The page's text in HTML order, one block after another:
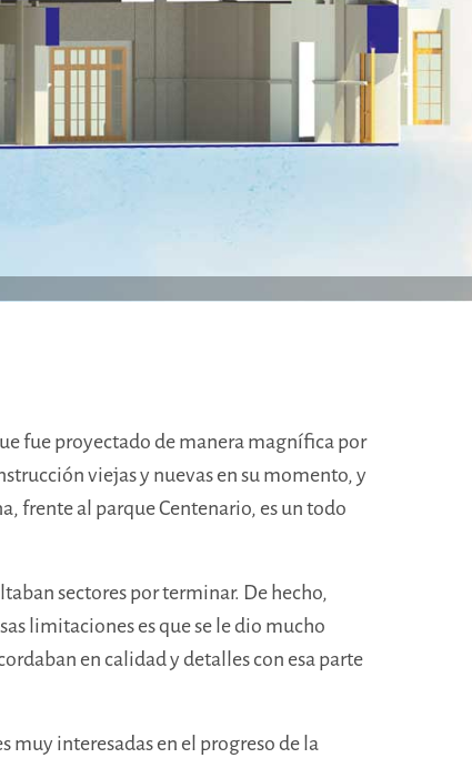
fue proyectado de manera magnífica por
viejas y nuevas en su momento, y
frente al parque Centenario, es un todo
sectores por terminar. De hecho,
limitaciones es que se le dio mucho
en calidad y detalles con esa parte
muy interesadas en el progreso de la